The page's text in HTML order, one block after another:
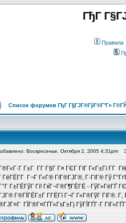
ГђГ
Правила
Список форумов ГђГ Г§ГЈГ®ГўГ®Г°Г»
Воскресенье, Октября 2, 2005 4:31pm
Г±Г Г­Г Г§Г Г¤ ГЄГ ГІГ Г«Г±Гї Г­Г
ГёГЁГ­Г Г¬Г Г«Г® ГІГ®ГЈГ®, Г·ГІГ® Гў
Г±ГЁГўГ Гї! ГќГ¬Г®Г¶ГЁГЁ - ГўГ»ГёГҐ
Г®ГЇГЁГ±Г Г­ГЁГї Г¬Г Г«Г®ГўГ ГІГ®.
ГЇГ®Г¤ГҐГ«ГѕГ±Гј ГўГЇГҐГ·Г